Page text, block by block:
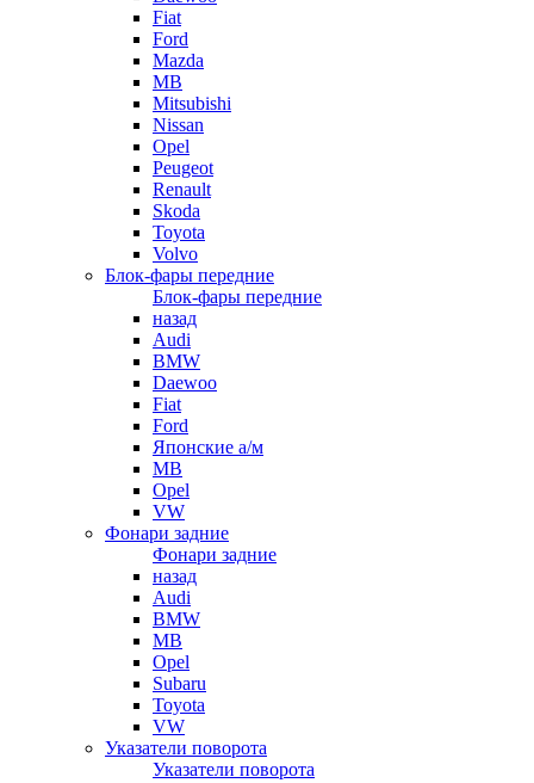
Fiat
Ford
Mazda
MB
Mitsubishi
Nissan
Opel
Peugeot
Renault
Skoda
Toyota
Volvo
Блок-фары передние
Блок-фары передние
назад
Audi
BMW
Daewoo
Fiat
Ford
Японские а/м
MB
Opel
VW
Фонари задние
Фонари задние
назад
Audi
BMW
MB
Opel
Subaru
Toyota
VW
Указатели поворота
Указатели поворота